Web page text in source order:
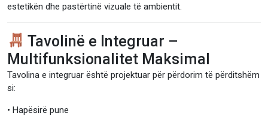
estetikën dhe pastërtinë vizuale të ambientit.
Tavolinë e Integruar –
Multifunksionalitet Maksimal
Tavolina e integruar është projektuar për përdorim të përditshëm
si:
• Hapësirë pune